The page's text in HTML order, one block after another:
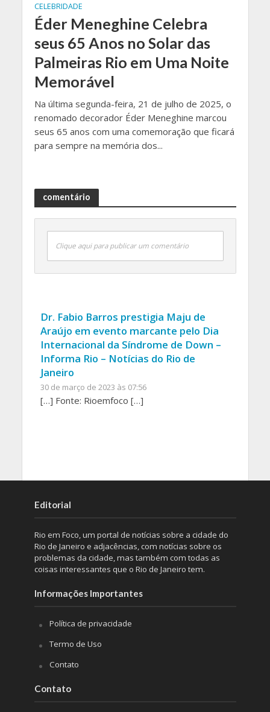
CELEBRIDADE
Éder Meneghine Celebra
seus 65 Anos no Solar das
Palmeiras Rio em Uma Noite
Memorável
Na última segunda-feira, 21 de julho de 2025, o
renomado decorador Éder Meneghine marcou
seus 65 anos com uma comemoração que ficará
para sempre na memória dos...
comentário
Clique aqui para publicar um comentário
Dr. Fabio Barros prestigia Maju de
Araújo em evento marcante pelo Dia
Internacional da Síndrome de Down –
Informa Rio – Notícias do Rio de
Janeiro
30 de março de 2023 às 07:56
[…] Fonte: Rioemfoco […]
Editorial
Rio em Foco, um portal de notícias sobre a cidade do
Rio de Janeiro e adjacências, com notícias sobre os
problemas da cidade, mas também com todas as
coisas interessantes que o Rio de Janeiro tem.
Informações Importantes
Política de privacidade
Termo de Uso
Contato
Contato